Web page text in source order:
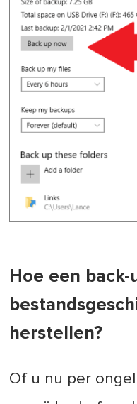
Hoe een back-
herstellen?
Of u nu per